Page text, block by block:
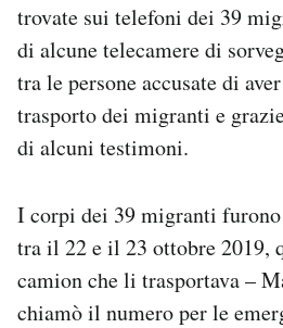
trovate sui telefoni dei 39
di alcune telecamere di
tra le persone accusate di
trasporto dei migranti e
di alcuni testimoni.
I corpi dei 39 migranti
tra il 22 e il 23 ottobre 2019,
camion che li trasportava –
chiamò il numero per le